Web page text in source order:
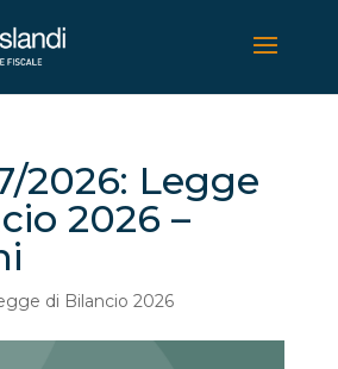
2026: Legge
2026 –
di Bilancio 2026